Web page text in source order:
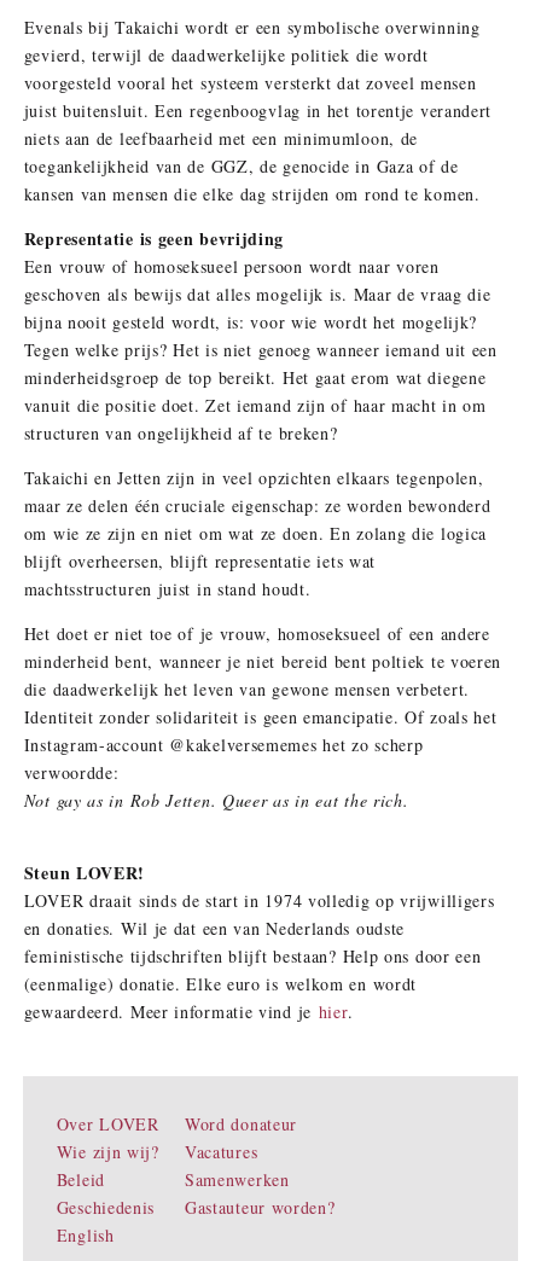
Evenals bij Takaichi wordt er een symbolische overwinning
gevierd, terwijl de daadwerkelijke politiek die wordt
voorgesteld vooral het systeem versterkt dat zoveel mensen
juist buitensluit. Een regenboogvlag in het torentje verandert
niets aan de leefbaarheid met een minimumloon, de
toegankelijkheid van de GGZ, de genocide in Gaza of de
kansen van mensen die elke dag strijden om rond te komen.
Representatie is geen bevrijding
Een vrouw of homoseksueel persoon wordt naar voren
geschoven als bewijs dat alles mogelijk is. Maar de vraag die
bijna nooit gesteld wordt, is: voor wie wordt het mogelijk?
Tegen welke prijs?Het is niet genoeg wanneer iemand uit een
minderheidsgroep de top bereikt. Het gaat erom wat diegene
vanuit die positie doet. Zet iemand zijn of haar macht in om
structuren van ongelijkheid af te breken?
Takaichi en Jetten zijn in veel opzichten elkaars tegenpolen,
maar ze delen één cruciale eigenschap: ze worden bewonderd
om wie ze zijn en niet om wat ze doen. En zolang die logica
blijft overheersen, blijft representatie iets wat
machtsstructuren juist in stand houdt.
Het doet er niet toe of je vrouw, homoseksueel of een andere
minderheid bent, wanneer je niet bereid bent poltiek te voeren
die daadwerkelijk het leven van gewone mensen verbetert.
Identiteit zonder solidariteit is geen emancipatie. Of zoals het
Instagram-account @kakelversememes het zo scherp
verwoordde:
Not gay as in Rob Jetten. Queer as in eat the rich.
Steun LOVER!
LOVER draait sinds de start in 1974 volledig op vrijwilligers
en donaties. Wil je dat een van Nederlands oudste
feministische tijdschriften blijft bestaan? Help ons door een
(eenmalige) donatie. Elke euro is welkom en wordt
gewaardeerd. Meer informatie vind je hier.
Over LOVER
Wie zijn wij?
Beleid
Geschiedenis
English
Word donateur
Vacatures
Samenwerken
Gastauteur worden?